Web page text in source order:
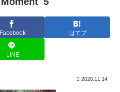
Facebook はてブ
LINE
2020.11.14